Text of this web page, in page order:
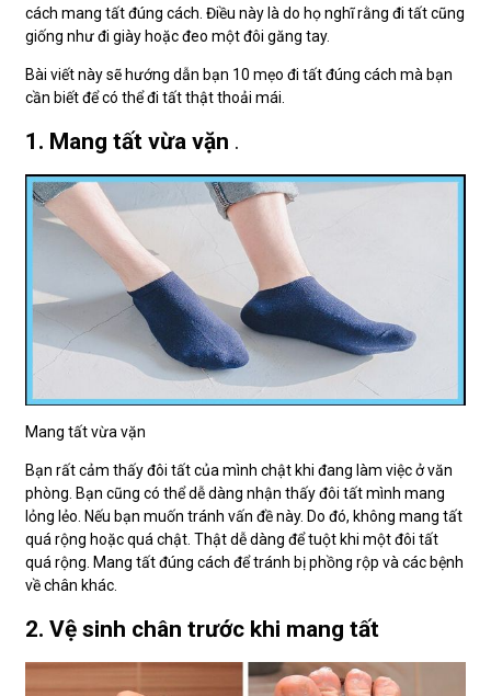
cách mang tất đúng cách. Điều này là do họ nghĩ rằng đi tất cũng
giống như đi giày hoặc đeo một đôi găng tay.
Bài viết này sẽ hướng dẫn bạn 10 mẹo đi tất đúng cách mà bạn
cần biết để có thể đi tất thật thoải mái.
1. Mang tất vừa vặn .
Mang tất vừa vặn
Bạn rất cảm thấy đôi tất của mình chật khi đang làm việc ở văn
phòng. Bạn cũng có thể dễ dàng nhận thấy đôi tất mình mang
lỏng lẻo. Nếu bạn muốn tránh vấn đề này. Do đó, không mang tất
quá rộng hoặc quá chật. Thật dễ dàng để tuột khi một đôi tất
quá rộng. Mang tất đúng cách để tránh bị phồng rộp và các bệnh
về chân khác.
2. Vệ sinh chân trước khi mang tất